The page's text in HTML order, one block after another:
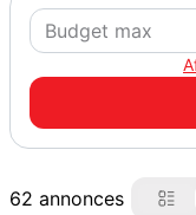
62 annonces